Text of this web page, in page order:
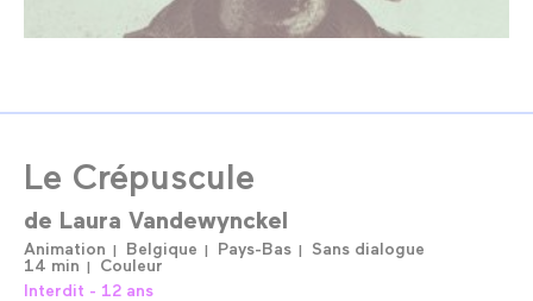
Le Crépuscule
de Laura Vandewynckel
Animation Belgique Pays-Bas
Sans dialogue
14 min
Couleur
Interdit - 12 ans